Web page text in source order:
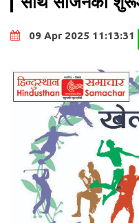
09 Apr 2025 11:13:31